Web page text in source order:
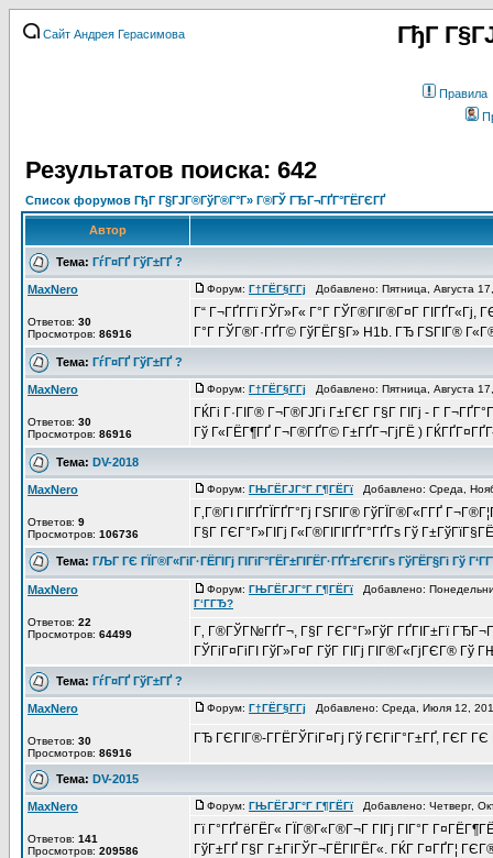
Сайт Андрея Герасимова ГђГ
Правила
Результатов поиска: 642
Список форумов ГђГ Г§ГЈГ®ГўГ®Г°Г» Г®ГЎ ГЂГ¬ГҐГ°ГЁГЄГҐ
Автор
Тема: ГѓГ¤ГҐ ГўГ±ГҐ ?
MaxNero
Ответов: 30
Просмотров: 86916
Форум: Г†ГЁГ§Г­Гј Добавлено: Пятница, Августа
Г“ Г¬ГҐГ­Гї ГЎГ»Г« Г°Г ГЎГ®ГІГ®Г¤Г ГІГҐГ«Гј,
Г°Г ГЎГ®Г·ГҐГ© ГўГЁГ§Г» H1b. ГЂ ГЅГІГ®
Тема: ГѓГ¤ГҐ ГўГ±ГҐ ?
MaxNero
Ответов: 30
Просмотров: 86916
Форум: Г†ГЁГ§Г­Гј Добавлено: Пятница, Августа
ГЌГі Г·ГІГ® Г¬Г®ГЈГі Г±ГЄГ Г§Г ГІГј - Г
Гў Г«ГЁГ¶ГҐ Г¬Г®ГҐГ© Г±ГҐГ¬ГјГЁ )
Тема: DV-2018
MaxNero
Ответов: 9
Просмотров: 106736
Форум: ГЊГЁГЈГ°Г Г¶ГЁГї Добавлено: Среда,
Г‚Г®ГІ ГІГҐГЇГҐГ°Гј ГЅГІГ® ГўГЇГ®Г«Г­ГҐ
Г§Г ГЄГ°Г»ГІГј Г«Г®ГІГІГҐГ°ГҐГѕ Гў
Тема: ГЉГ ГЄ ГЇГ®Г«ГіГ·ГЁГІГј ГІГіГ°ГЁГ±ГІГЁГ·ГҐГ±ГЄГіГѕ ГўГЁГ§Гі Гў
MaxNero
Ответов: 22
Просмотров: 64499
Форум: ГЊГЁГЈГ°Г Г¶ГЁГї Добавлено:
Г‘ГГЂ?
Г‚ Г®ГЎГ№ГҐГ¬, Г§Г ГЄГ°Г»ГўГ ГҐГІГ±Гї
ГЎГіГ¤ГіГІ ГўГ»Г¤Г ГўГ ГІГј ГІГ®Г«ГјГЄГ®
Тема: ГѓГ¤ГҐ ГўГ±ГҐ ?
MaxNero
Ответов: 30
Просмотров: 86916
Форум: Г†ГЁГ§Г­Гј Добавлено: Среда, Июля 12,
ГЂ ГЄГІГ®-Г­ГЁГЎГіГ¤Гј Гў ГЄГіГ°Г±ГҐ, ГЄГ
Тема: DV-2015
MaxNero
Ответов: 141
Просмотров: 209586
Форум: ГЊГЁГЈГ°Г Г¶ГЁГї Добавлено: Четверг,
Гї Г°ГҐГёГЁГ« ГЇГ®Г«Г®Г¬Г ГІГј ГІГ°Г
ГўГ±ГҐ Г§Г Г±ГіГЎГ¬ГЁГІГЁГ«. ГЌГ Г¤ГҐГ¦